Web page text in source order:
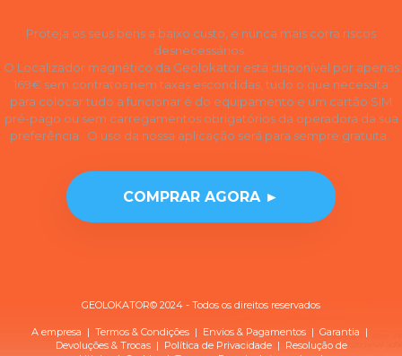
Proteja os seus bens a baixo custo, e nunca mais corra riscos
desnecessários.
O Localizador magnético da Geolokator está disponível por apenas
169€ sem contratos nem taxas escondidas, tudo o que necessita
para colocar tudo a funcionar é do equipamento e um cartão SIM
pré-pago ou sem carregamentos obrigatórios da operadora da sua
preferência. O uso da nossa aplicação será para sempre gratuita.
COMPRAR AGORA ►
GEOLOKATOR© 2024 - Todos os direitos reservados
A empresa | Termos & Condições | Envios & Pagamentos | Garantia |
Devoluções & Trocas| Política de Privacidade| Resolução de